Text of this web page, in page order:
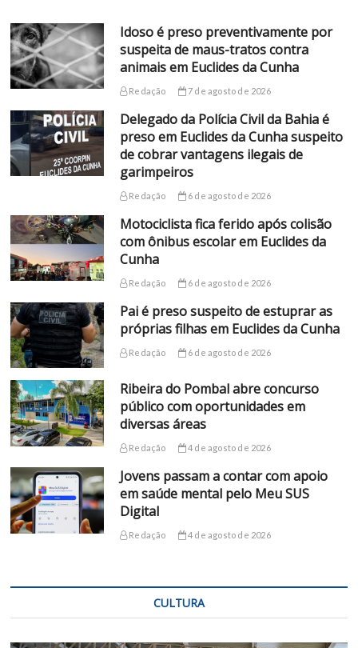
Idoso é preso preventivamente por
suspeita de maus-tratos contra
animais em Euclides da Cunha
Redação 7 de agosto de 2026
Delegado da Polícia Civil da Bahia é
preso em Euclides da Cunha suspeito
de cobrar vantagens ilegais de
garimpeiros
Redação 6 de agosto de 2026
Motociclista fica ferido após colisão
com ônibus escolar em Euclides da
Cunha
Redação 6 de agosto de 2026
Pai é preso suspeito de estuprar as
próprias filhas em Euclides da Cunha
Redação 6 de agosto de 2026
Ribeira do Pombal abre concurso
público com oportunidades em
diversas áreas
Redação 4 de agosto de 2026
Jovens passam a contar com apoio
em saúde mental pelo Meu SUS
Digital
Redação 4 de agosto de 2026
CULTURA